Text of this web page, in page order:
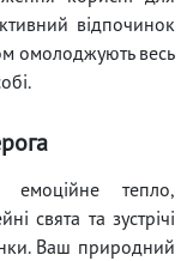
відпочинок
омолоджують весь
тепло,
свята та зустрічі
Ваш природний